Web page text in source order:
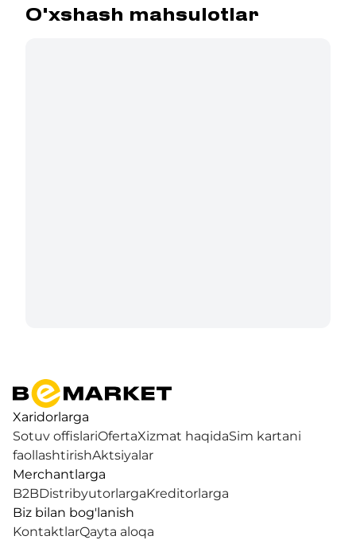
O'xshash mahsulotlar
Xaridorlarga
Sotuv offislariOfertaXizmat haqidaSim kartani
faollashtirishAktsiyalar
Merchantlarga
B2BDistribyutorlargaKreditorlarga
Biz bilan bog'lanish
KontaktlarQayta aloqa